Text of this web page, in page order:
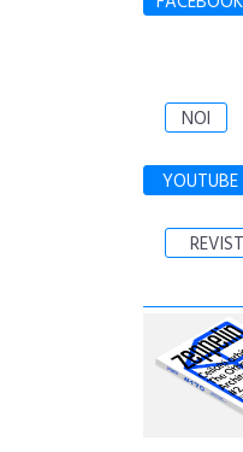
NOI
YOUTUBE